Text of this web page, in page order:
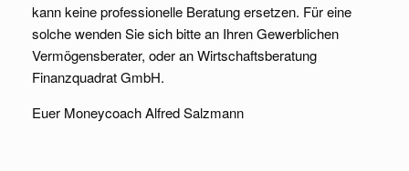
kann keine professionelle Beratung ersetzen. Für eine
solche wenden Sie sich bitte an Ihren Gewerblichen
Vermögensberater, oder an Wirtschaftsberatung
Finanzquadrat GmbH.
Euer Moneycoach Alfred Salzmann